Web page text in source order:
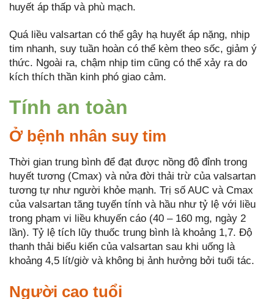
huyết áp thấp và phù mạch.
Quá liều valsartan có thể gây hạ huyết áp nặng, nhịp
tim nhanh, suy tuần hoàn có thể kèm theo sốc, giảm ý
thức. Ngoài ra, chậm nhịp tim cũng có thể xảy ra do
kích thích thần kinh phó giao cảm.
Tính an toàn
Ở bệnh nhân suy tim
Thời gian trung bình để đạt được nồng độ đỉnh trong
huyết tương (Cmax) và nửa đời thải trừ của valsartan
tương tự như người khỏe mạnh. Trị số AUC và Cmax
của valsartan tăng tuyến tính và hầu như tỷ lệ với liều
trong phạm vi liều khuyến cáo (40 – 160 mg, ngày 2
lần). Tỷ lệ tích lũy thuốc trung bình là khoảng 1,7. Độ
thanh thải biểu kiến của valsartan sau khi uống là
khoảng 4,5 lít/giờ và không bị ảnh hưởng bởi tuổi tác.
Người cao tuổi